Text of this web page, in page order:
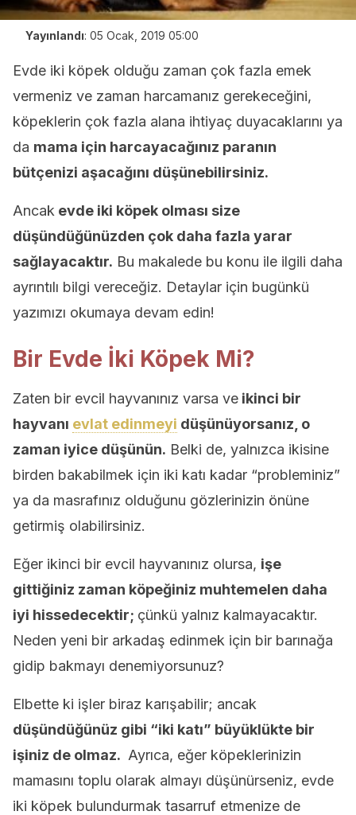
Yayınlandı: 05 Ocak, 2019 05:00
Evde iki köpek olduğu zaman çok fazla emek
vermeniz ve zaman harcamanız gerekeceğini,
köpeklerin çok fazla alana ihtiyaç duyacaklarını ya
da mama için harcayacağınız paranın
bütçenizi aşacağını düşünebilirsiniz.
Ancak evde iki köpek olması size
düşündüğünüzden çok daha fazla yarar
sağlayacaktır. Bu makalede bu konu ile ilgili daha
ayrıntılı bilgi vereceğiz. Detaylar için bugünkü
yazımızı okumaya devam edin!
Bir Evde İki Köpek Mi?
Zaten bir evcil hayvanınız varsa ve ikinci bir
hayvanı evlat edinmeyi düşünüyorsanız, o
zaman iyice düşünün. Belki de, yalnızca ikisine
birden bakabilmek için iki katı kadar “probleminiz”
ya da masrafınız olduğunu gözlerinizin önüne
getirmiş olabilirsiniz.
Eğer ikinci bir evcil hayvanınız olursa, işe
gittiğiniz zaman köpeğiniz muhtemelen daha
iyi hissedecektir; çünkü yalnız kalmayacaktır.
Neden yeni bir arkadaş edinmek için bir barınağa
gidip bakmayı denemiyorsunuz?
Elbette ki işler biraz karışabilir; ancak
düşündüğünüz gibi “iki katı” büyüklükte bir
işiniz de olmaz. Ayrıca, eğer köpeklerinizin
mamasını toplu olarak almayı düşünürseniz, evde
iki köpek bulundurmak tasarruf etmenize de